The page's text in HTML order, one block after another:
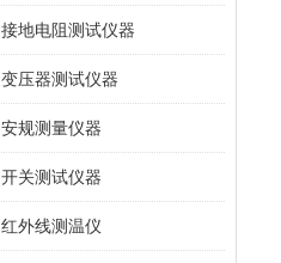
接地电阻测试仪器
变压器测试仪器
安规测量仪器
开关测试仪器
红外线测温仪